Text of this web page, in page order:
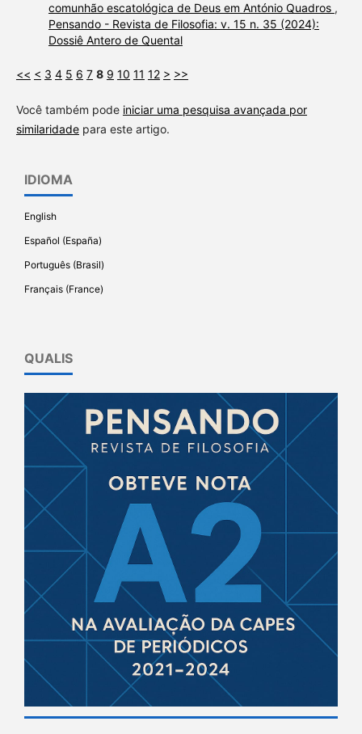
comunhão escatológica de Deus em António Quadros ,
Pensando - Revista de Filosofia: v. 15 n. 35 (2024):
Dossiê Antero de Quental
<< < 3 4 5 6 7 8 9 10 11 12 > >>
Você também pode iniciar uma pesquisa avançada por
similaridadepara este artigo.
IDIOMA
English
Español (España)
Português (Brasil)
Français (France)
QUALIS